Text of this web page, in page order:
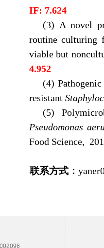
IF: 7.624
(3) A novel
routine culturing
viable but
4.952
(4)
resistant
(5)
Pseudomonas
Food Science,
联系方式： yaner